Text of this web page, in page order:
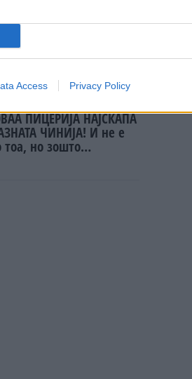
Access Privacy Policy
од „среќниот крај“.
едно лице.„Ова не е
кликови.
ПИЦЕРИЈА НАЈСКАПА
ЧИНИЈА! И не е
тоа, но зошто
го трпат?